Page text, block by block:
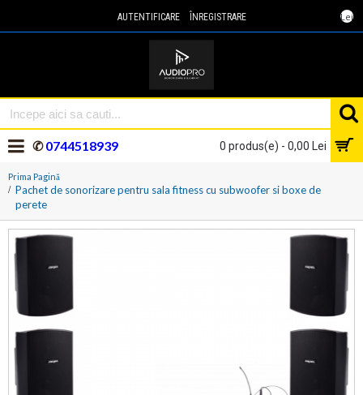
Lei
AUTENTIFICARE ÎNREGISTRARE
0 produs(e) - 0,00 Lei
✆0744518939
Prima Pagină
Pachet de sonorizare pentru sala fitness cu subwoofer si boxe de
perete